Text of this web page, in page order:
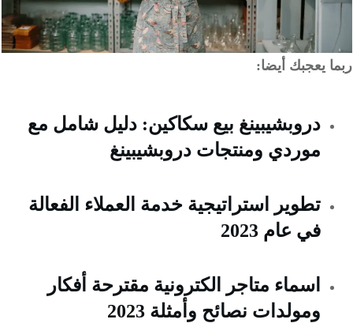
يعجبك أيضا:
دروبشيبينغ بيع سكاكين: دليل شامل مع
موردي ومنتجات دروبشيبينغ
تطوير استراتيجية خدمة العملاء الفعالة
في عام 2023
اسماء متاجر الكترونية مقترحة أفكار
ومولدات نصائح وأمثلة 2023